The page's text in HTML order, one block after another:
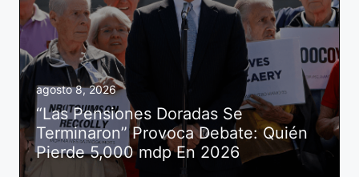
agosto 8, 2026
“Las Pensiones Doradas Se
Terminaron” Provoca Debate: Quién
Pierde 5,000 mdp En 2026